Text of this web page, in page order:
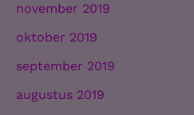
november 2019
oktober 2019
september 2019
augustus 2019